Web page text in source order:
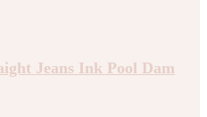
Jeans Ink Pool Dam